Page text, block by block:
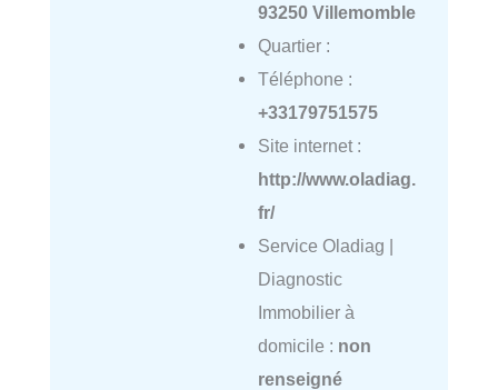
93250 Villemomble
Quartier :
Téléphone :
+33179751575
Site internet :
http://www.oladiag.
fr/
Service Oladiag |
Diagnostic
Immobilier à
domicile : non
renseigné